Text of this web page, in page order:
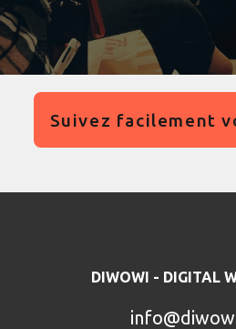
Suivez facilement
DIWOWI - DIGITAL